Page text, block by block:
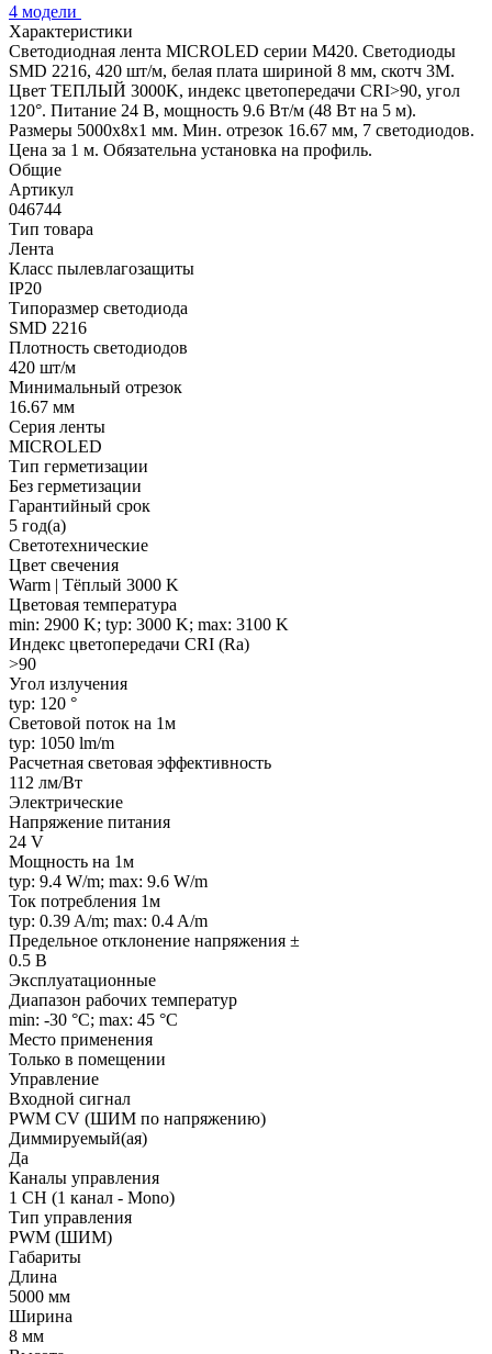
4 модели
Характеристики
Светодиодная лента MICROLED серии M420. Светодиоды
SMD 2216, 420 шт/м, белая плата шириной 8 мм, скотч 3M.
Цвет ТЕПЛЫЙ 3000K, индекс цветопередачи CRI>90, угол
120°. Питание 24 В, мощность 9.6 Вт/м (48 Вт на 5 м).
Размеры 5000x8x1 мм. Мин. отрезок 16.67 мм, 7 светодиодов.
Цена за 1 м. Обязательна установка на профиль.
Общие
Артикул
046744
Тип товара
Лента
Класс пылевлагозащиты
IP20
Типоразмер светодиода
SMD 2216
Плотность светодиодов
420 шт/м
Минимальный отрезок
16.67 мм
Серия ленты
MICROLED
Тип герметизации
Без герметизации
Гарантийный срок
5 год(а)
Светотехнические
Цвет свечения
Warm | Тёплый 3000 K
Цветовая температура
min: 2900 K; typ: 3000 K; max: 3100 K
Индекс цветопередачи CRI (Ra)
>90
Угол излучения
typ: 120 °
Световой поток на 1м
typ: 1050 lm/m
Расчетная световая эффективность
112 лм/Вт
Электрические
Напряжение питания
24 V
Мощность на 1м
typ: 9.4 W/m; max: 9.6 W/m
Ток потребления 1м
typ: 0.39 A/m; max: 0.4 A/m
Предельное отклонение напряжения ±
0.5 В
Эксплуатационные
Диапазон рабочих температур
min: -30 °C; max: 45 °C
Место применения
Только в помещении
Управление
Входной сигнал
PWM СV (ШИМ по напряжению)
Диммируемый(ая)
Да
Каналы управления
1 CH (1 канал - Mono)
Тип управления
PWM (ШИМ)
Габариты
Длина
5000 мм
Ширина
8 мм